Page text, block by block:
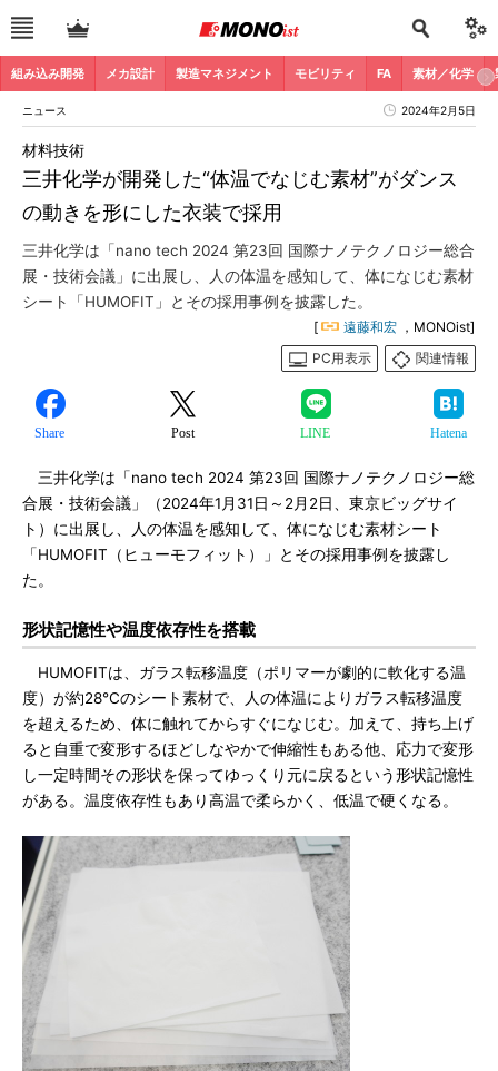
組み込み開発 メカ設計 製造マネジメント モビリティ FA 素材／化学
ニュース 2024年2月5日
三井化学が開発した“体温でなじむ素材”がダンス
の動きを形にした衣装で採用
材料技術
三井化学は「nano tech 2024 第23回 国際ナノテクノロジー総合
展・技術会議」に出展し、人の体温を感知して、体になじむ素材
シート「HUMOFIT」とその採用事例を披露した。
[ 遠藤和宏 ，MONOist]
PC用表示
関連情報
Share Post LINE Hatena
三井化学は「nano tech 2024 第23回 国際ナノテクノロジー総
合展・技術会議」（2024年1月31日～2月2日、東京ビッグサイ
ト）に出展し、人の体温を感知して、体になじむ素材シート
「HUMOFIT（ヒューモフィット）」とその採用事例を披露し
た。
形状記憶性や温度依存性を搭載
HUMOFITは、ガラス転移温度（ポリマーが劇的に軟化する温
度）が約28℃のシート素材で、人の体温によりガラス転移温度
を超えるため、体に触れてからすぐになじむ。加えて、持ち上げ
ると自重で変形するほどしなやかで伸縮性もある他、応力で変形
し一定時間その形状を保ってゆっくり元に戻るという形状記憶性
がある。温度依存性もあり高温で柔らかく、低温で硬くなる。